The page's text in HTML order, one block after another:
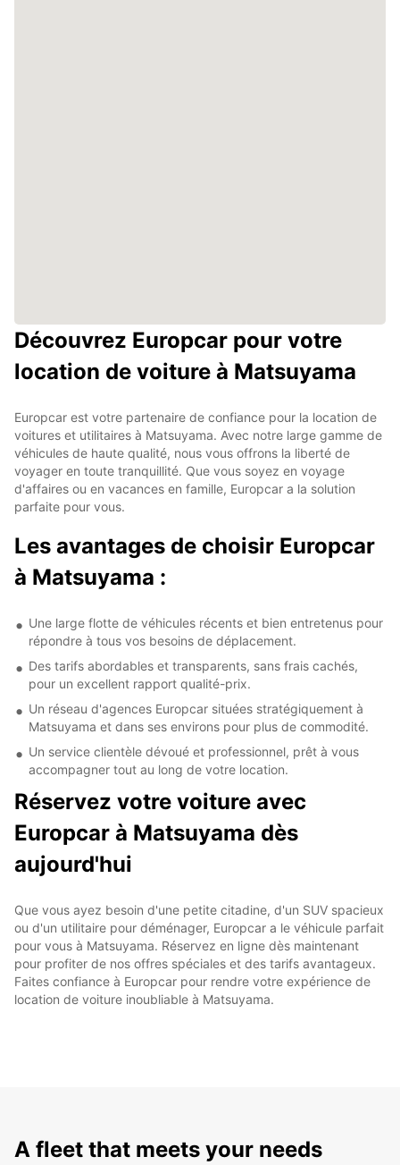
Découvrez Europcar pour votre
location de voiture à Matsuyama
Europcar est votre partenaire de confiance pour la location de
voitures et utilitaires à Matsuyama. Avec notre large gamme de
véhicules de haute qualité, nous vous offrons la liberté de
voyager en toute tranquillité. Que vous soyez en voyage
d'affaires ou en vacances en famille, Europcar a la solution
parfaite pour vous.
Les avantages de choisir Europcar
à Matsuyama :
Une large flotte de véhicules récents et bien entretenus pour
répondre à tous vos besoins de déplacement.
Des tarifs abordables et transparents, sans frais cachés,
pour un excellent rapport qualité-prix.
Un réseau d'agences Europcar situées stratégiquement à
Matsuyama et dans ses environs pour plus de commodité.
Un service clientèle dévoué et professionnel, prêt à vous
accompagner tout au long de votre location.
Réservez votre voiture avec
Europcar à Matsuyama dès
aujourd'hui
Que vous ayez besoin d'une petite citadine, d'un SUV spacieux
ou d'un utilitaire pour déménager, Europcar a le véhicule parfait
pour vous à Matsuyama. Réservez en ligne dès maintenant
pour profiter de nos offres spéciales et des tarifs avantageux.
Faites confiance à Europcar pour rendre votre expérience de
location de voiture inoubliable à Matsuyama.
A fleet that meets your needs